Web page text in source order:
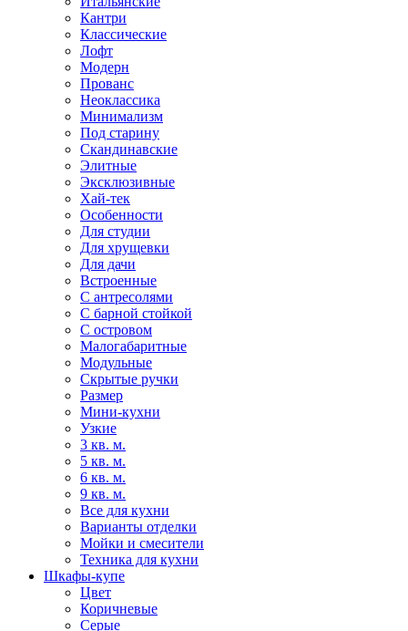
Кантри
Классические
Лофт
Модерн
Прованс
Неоклассика
Минимализм
Под старину
Скандинавские
Элитные
Эксклюзивные
Хай-тек
Особенности
Для студии
Для хрущевки
Для дачи
Встроенные
С антресолями
С барной стойкой
С островом
Малогабаритные
Модульные
Скрытые ручки
Размер
Мини-кухни
Узкие
3 кв. м.
5 кв. м.
6 кв. м.
9 кв. м.
Все для кухни
Варианты отделки
Мойки и смесители
Техника для кухни
Шкафы-купе
Цвет
Коричневые
Серые